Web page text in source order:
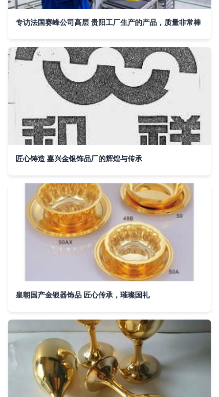
专访法国赛峰公司高层 贵阳工厂生产的产品，质量非常棒
匠心铸造 嘉兴金银饰品厂的辉煌与传承
皇朝国产金银器饰品 匠心传承，璀璨国礼